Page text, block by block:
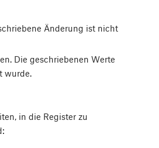
Änderung ist nicht
Die geschriebenen Werte
wurde.
in die Register zu